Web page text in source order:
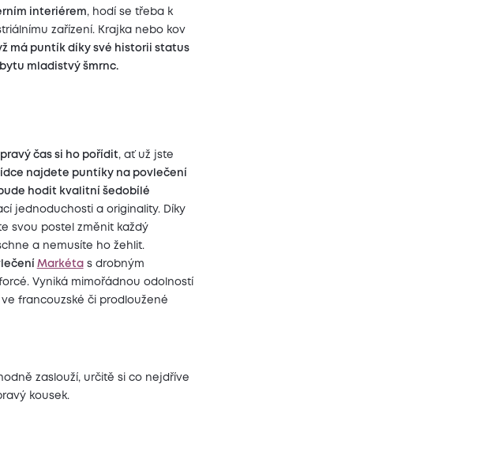
interiérem, hodí se třeba k
zařízení. Krajka nebo kov
má puntík díky své historii status
mladistvý šmrnc.
čas si ho pořídit, ať už jste
najdete puntíky na povlečení
hodit kvalitní šedobílé
jednoduchosti a originality. Díky
svou postel změnit každý
a nemusíte ho žehlit.
Markéta s drobným
Vyniká mimořádnou odolností
francouzské či prodloužené
zaslouží, určitě si co nejdříve
kousek.